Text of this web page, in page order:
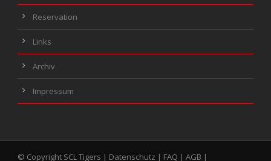
Reservation
Links
Archiv
Impressum
© Copyright SCL Tigers | Datenschutz | FAQ | AGB |